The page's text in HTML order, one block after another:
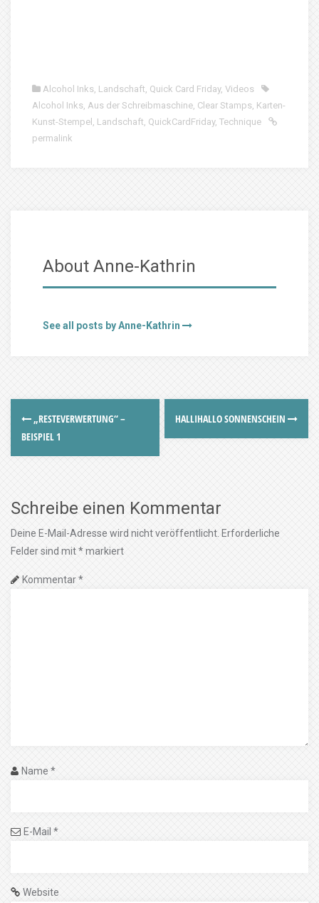
Alcohol Inks, Landschaft, Quick Card Friday, Videos
Alcohol Inks, Aus der Schreibmaschine, Clear Stamps, Karten-
Kunst-Stempel , Landschaft, QuickCardFriday, Technique
permalink
About Anne-Kathrin
See all posts by Anne-Kathrin
„RESTEVERWERTUNG“ –
BEISPIEL 1
HALLIHALLO SONNENSCHEIN
Schreibe einen Kommentar
Deine E-Mail-Adresse wird nicht veröffentlicht. Erforderliche
Felder sind mit*markiert
Kommentar*
Name *
E-Mail *
Website